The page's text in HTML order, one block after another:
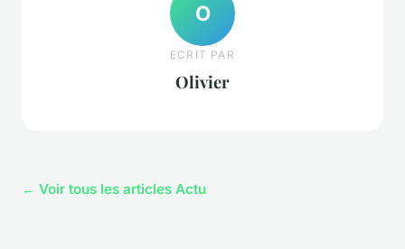
O
ECRIT PAR
Olivier
← Voir tous les articles Actu